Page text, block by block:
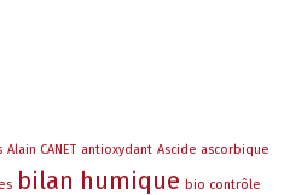
Alain CANET antioxydant Ascide ascorbique
bilan humique bio contrôle